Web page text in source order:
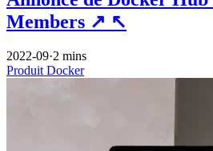
Members ↗ ↖
2022-09·2 mins
Produit Docker